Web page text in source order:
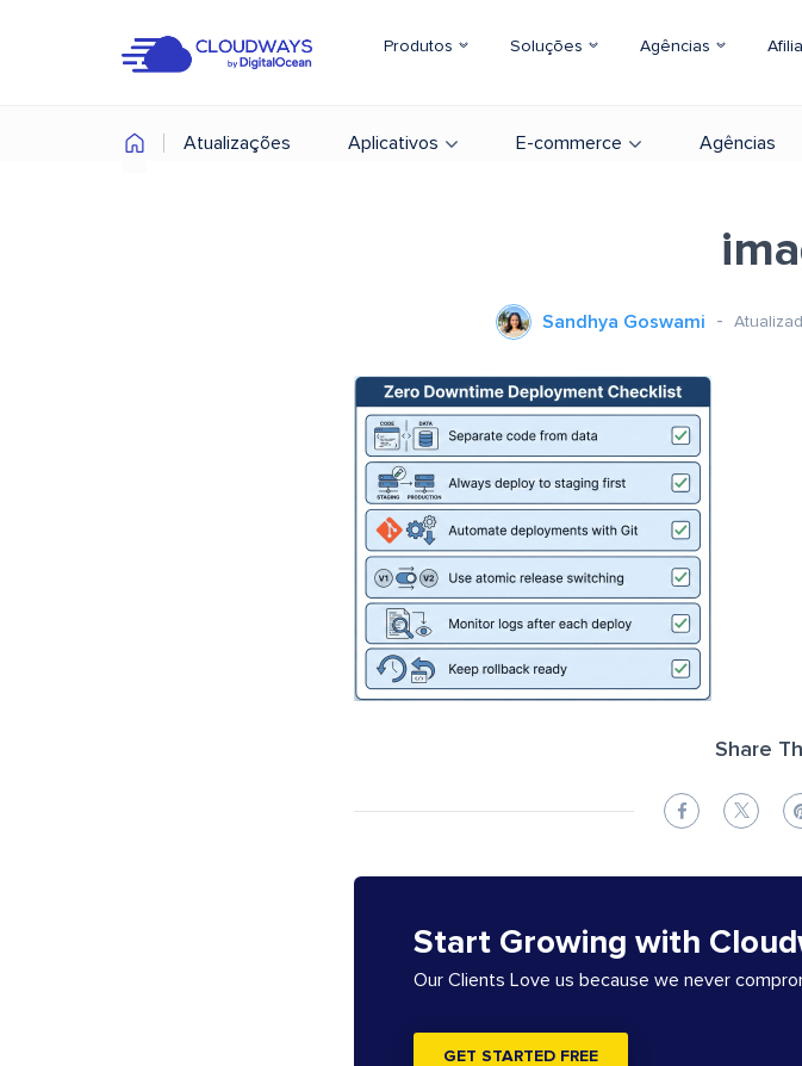
Produtos Soluções Agências
Atualizações Aplicativos E-commerce Agências
Sandhya Goswami
Share
Start Growing with
Our Clients Love us because we never
GET STARTED FREE